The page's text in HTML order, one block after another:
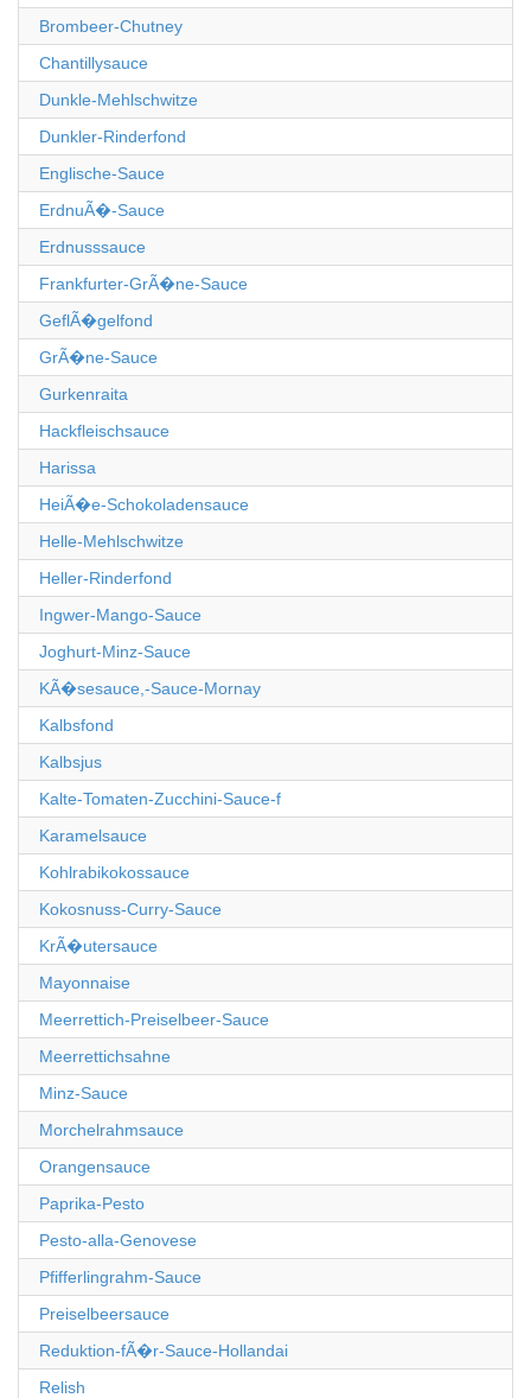
Brombeer-Chutney
Chantillysauce
Dunkle-Mehlschwitze
Dunkler-Rinderfond
Englische-Sauce
ErdnuÃ�-Sauce
Erdnusssauce
Frankfurter-GrÃ�ne-Sauce
GeflÃ�gelfond
GrÃ�ne-Sauce
Gurkenraita
Hackfleischsauce
Harissa
HeiÃ�e-Schokoladensauce
Helle-Mehlschwitze
Heller-Rinderfond
Ingwer-Mango-Sauce
Joghurt-Minz-Sauce
KÃ�sesauce,-Sauce-Mornay
Kalbsfond
Kalbsjus
Kalte-Tomaten-Zucchini-Sauce-f
Karamelsauce
Kohlrabikokossauce
Kokosnuss-Curry-Sauce
KrÃ�utersauce
Mayonnaise
Meerrettich-Preiselbeer-Sauce
Meerrettichsahne
Minz-Sauce
Morchelrahmsauce
Orangensauce
Paprika-Pesto
Pesto-alla-Genovese
Pfifferlingrahm-Sauce
Preiselbeersauce
Reduktion-fÃ�r-Sauce-Hollandai
Relish